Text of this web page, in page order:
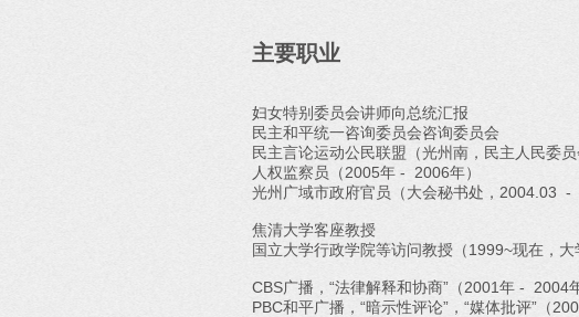
主要职业
妇女特别委员会讲师向总统汇报
民主和平统一咨询委员会咨询委员会
民主言论运动公民联盟（光州南，民主人民委
人权监察员（2005年 - 2006年）
光州广域市政府官员（大会秘书处，2004.03 -
焦清大学客座教授
国立大学行政学院等访问教授（1999~现在，大
CBS广播，“法律解释和协商”（2001年 - 2004年
PBC和平广播，“暗示性评论”，“媒体批评”（